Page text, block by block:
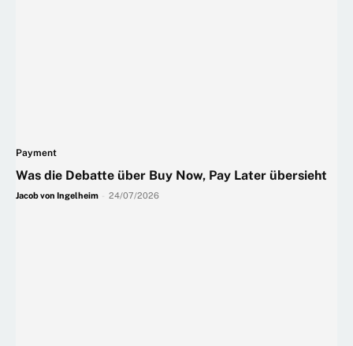
Payment
Was die Debatte über Buy Now, Pay Later übersieht
Jacob von Ingelheim 24/07/2026